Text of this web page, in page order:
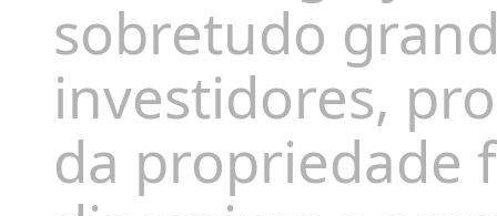
sobretudo
investidores,
da propriedade